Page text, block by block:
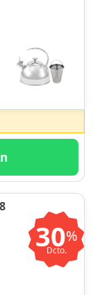
30%
Dcto.